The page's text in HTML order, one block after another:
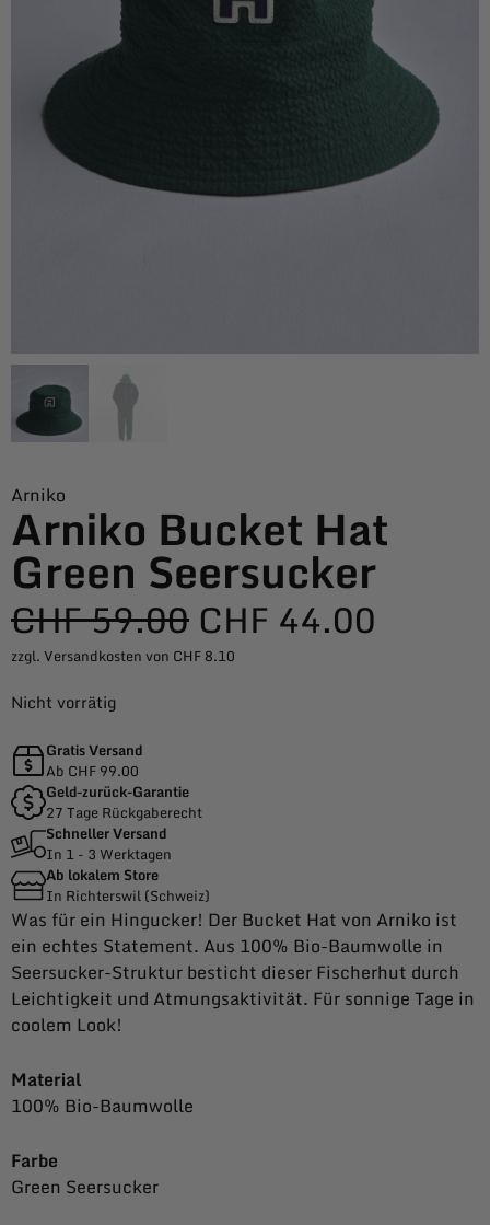
Arniko
Arniko Bucket Hat
Green Seersucker
CHF59.00 CHF 44.00
zzgl. Versandkosten von CHF 8.10
Nicht vorrätig
Gratis Versand
Ab CHF 99.00
Geld-zurück-Garantie
27 Tage Rückgaberecht
Schneller Versand
In 1 - 3 Werktagen
Ab lokalem Store
In Richterswil (Schweiz)
Was für ein Hingucker! Der Bucket Hat von Arniko ist
ein echtes Statement. Aus 100% Bio-Baumwolle in
Seersucker-Struktur besticht dieser Fischerhut durch
Leichtigkeit und Atmungsaktivität. Für sonnige Tage in
coolem Look!
Material
100% Bio-Baumwolle
Farbe
Green Seersucker